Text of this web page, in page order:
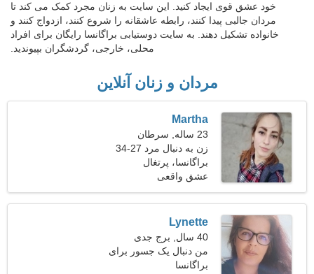
خود عشق قوی ایجاد کنید. این سایت به زنان مجرد کمک می کند تا
مردان جالبی پیدا کنند، رابطه عاشقانه را شروع کنند، ازدواج کنند و
خانواده تشکیل دهند. به سایت دوستیابی براگانسا رایگان برای افراد
محلی، خارجی، گردشگران بپیوندید.
مردان و زنان آنلاین
Martha
23 ساله, سرطان
زن به دنبال مرد 27-34
براگانسا، پرتغال
عشق واقعی
Lynette
40 سال, برج جدی
من دنبال یک جسور برای
کمپینگ هستم
براگانسا